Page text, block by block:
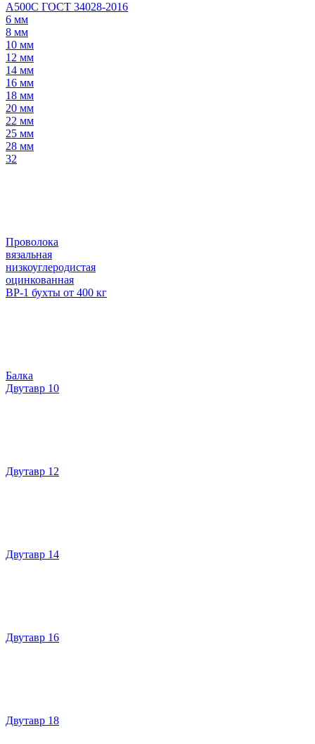
А500С ГОСТ 34028-2016
6 мм
8 мм
10 мм
12 мм
14 мм
16 мм
18 мм
20 мм
22 мм
25 мм
28 мм
32
Проволока
вязальная
низкоуглеродистая
оцинкованная
ВР-1 бухты от 400 кг
Балка
Двутавр 10
Двутавр 12
Двутавр 14
Двутавр 16
Двутавр 18